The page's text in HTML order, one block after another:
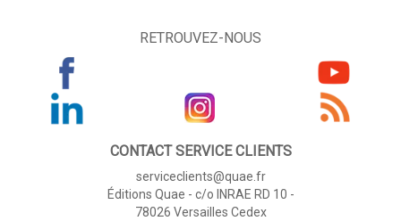
RETROUVEZ-NOUS
CONTACT SERVICE CLIENTS
serviceclients@quae.fr
Éditions Quae - c/o INRAE RD 10 -
78026 Versailles Cedex